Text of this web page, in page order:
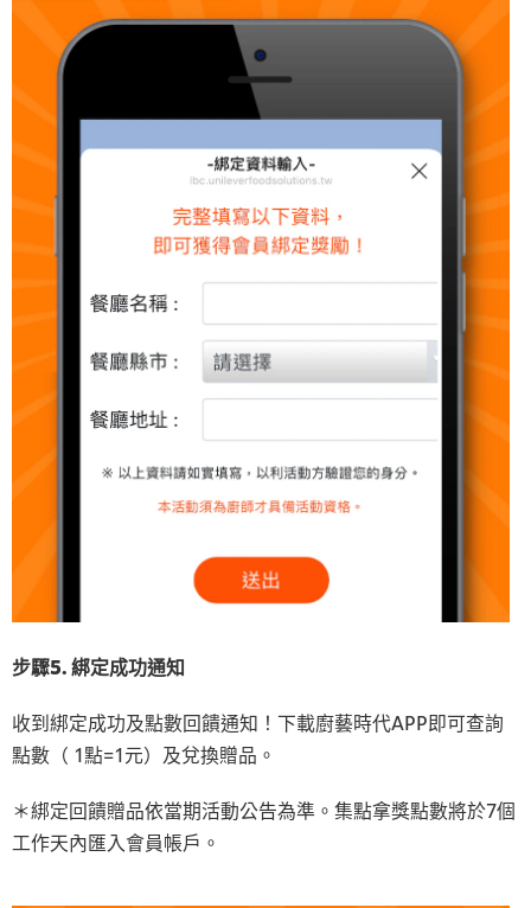
步驟5. 綁定成功通知
收到綁定成功及點數回饋通知！下載廚藝時代APP即可查詢
點數（ 1點=1元）及兌換贈品。
＊綁定回饋贈品依當期活動公告為準。集點拿獎點數將於7個
工作天內匯入會員帳戶。